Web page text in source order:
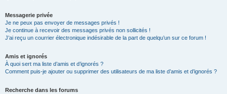
Messagerie privée
Je ne peux pas envoyer de messages privés !
Je continue à recevoir des messages privés non sollicités !
J’ai reçu un courrier électronique indésirable de la part de quelqu’un sur ce forum !
Amis et ignorés
À quoi sert ma liste d’amis et d’ignorés ?
Comment puis-je ajouter ou supprimer des utilisateurs de ma liste d’amis et d’ignorés ?
Recherche dans les forums